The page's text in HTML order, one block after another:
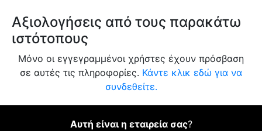
Αξιολογήσεις από τους παρακάτω
ιστότοπους
Μόνο οι εγγεγραμμένοι χρήστες έχουν πρόσβαση
σε αυτές τις πληροφορίες. Κάντε κλικ εδώ για να
συνδεθείτε.
Αυτή είναι η εταιρεία σας?